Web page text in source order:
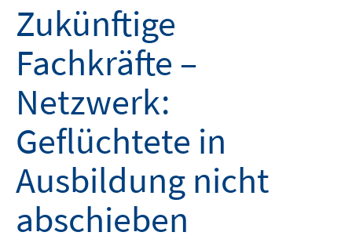
Zukünftige
Fachkräfte –
Netzwerk:
Geflüchtete in
Ausbildung nicht
abschieben